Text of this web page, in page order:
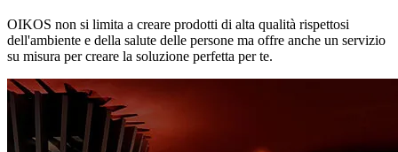
OIKOS non si limita a creare prodotti di alta qualità rispettosi
dell'ambiente e della salute delle persone ma offre anche un servizio
su misura per creare la soluzione perfetta per te.